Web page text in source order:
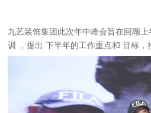
九艺装饰集团此次年中峰会旨在回顾
训
，提出 下半年的工作重点和 目标，